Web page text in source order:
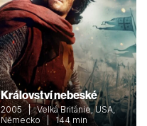
Království nebeské
2005 | Velká Británie, USA,
Německo | 144 min